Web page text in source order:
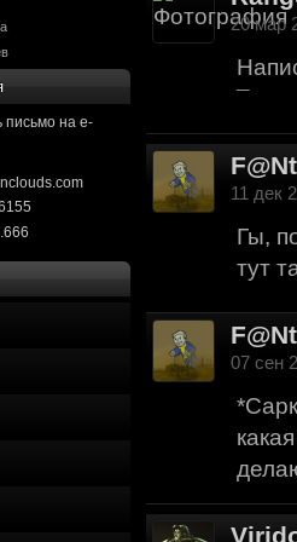
discord.gg/
попробуем-ка мы
анонса...https://
ещо можна крч
ну типа
показывать эту
поиграть очень
Ок. Если мы
обязательно
письмо на e-
20 мар
¯
11 дек
Гы,
тут
07 сен